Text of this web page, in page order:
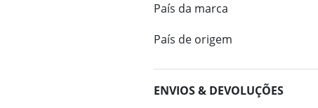
País da marca
País de origem
ENVIOS & DEVOLUÇÕES